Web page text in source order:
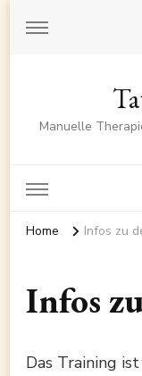
Manuelle
Home Infos zu
Infos
Das Training